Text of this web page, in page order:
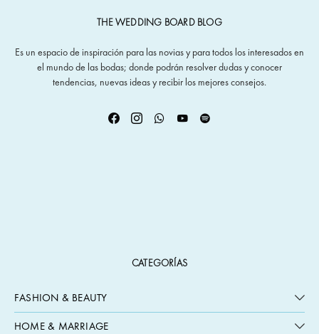
THE WEDDING BOARD BLOG
Es un espacio de inspiración para las novias y para todos los interesados en
el mundo de las bodas; donde podrán resolver dudas y conocer
tendencias, nuevas ideas y recibir los mejores consejos.
CATEGORÍAS
FASHION & BEAUTY
HOME & MARRIAGE